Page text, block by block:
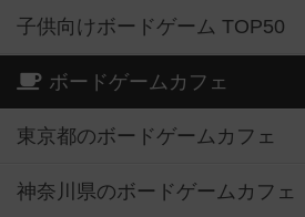
子供向けボードゲーム TOP50
ボードゲームカフェ
東京都のボードゲームカフェ
神奈川県のボードゲームカフェ